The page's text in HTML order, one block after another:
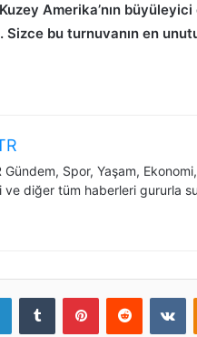
Amerika’nın
Sizce bu turnuvanın en
Gündem, Spor, Yaşam,
ve diğer tüm haberleri gururla
LinkedInTumblr PinterestReddit